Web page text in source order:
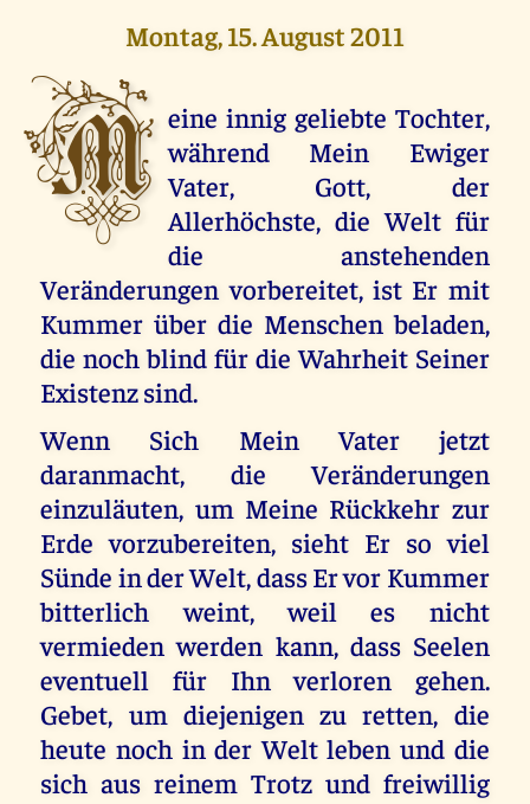
Montag, 15. August 2011
M eine innig geliebte Tochter,
während Mein Ewiger
Vater, Gott, der
Allerhöchste, die Welt für
die anstehenden
Veränderungen vorbereitet, ist Er mit
Kummer über die Menschen beladen,
die noch blind für die Wahrheit Seiner
Existenz sind.
Wenn Sich Mein Vater jetzt
daranmacht, die Veränderungen
einzuläuten, um Meine Rückkehr zur
Erde vorzubereiten, sieht Er so viel
Sünde in der Welt, dass Er vor Kummer
bitterlich weint, weil es nicht
vermieden werden kann, dass Seelen
eventuell für Ihn verloren gehen.
Gebet, um diejenigen zu retten, die
heute noch in der Welt leben und die
sich aus reinem Trotz und freiwillig